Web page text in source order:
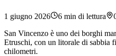
1 giugno 2026 6 min di lettura
San Vincenzo è uno dei borghi
Etruschi, con un litorale di sabbia
chilometri.